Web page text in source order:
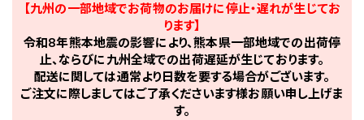
【九州の一部地域でお荷物のお届けに停止・遅れが生じてお
ります】
令和8年熊本地震の影響により、熊本県一部地域での出荷停
止、ならびに九州全域での出荷遅延が生じております。
配送に関しては通常より日数を要する場合がございます。
ご注文に際しましてはご了承くださいます様お願い申し上げま
す。